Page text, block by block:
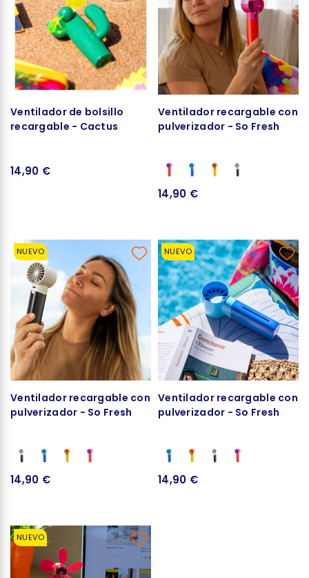
Ventilador de bolsillo
recargable - Cactus
14,90 €
Ventilador recargable con
pulverizador - So Fresh
14,90 €
NUEVO
Ventilador recargable con
pulverizador - So Fresh
14,90 €
NUEVO
Ventilador recargable con
pulverizador - So Fresh
14,90 €
NUEVO